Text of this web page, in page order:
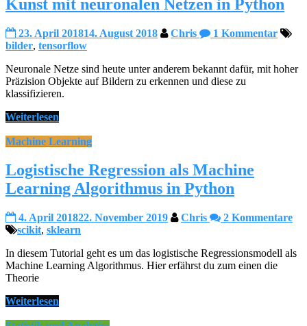
Kunst mit neuronalen Netzen in Python
23. April 201814. August 2018 Chris
1 Kommentar
bilder, tensorflow
Neuronale Netze sind heute unter anderem bekannt dafür, mit hoher
Präzision Objekte auf Bildern zu erkennen und diese zu
klassifizieren.
Weiterlesen
Machine Learning
Logistische Regression als Machine
Learning Algorithmus in Python
4. April 201822. November 2019 Chris
2 Kommentare
scikit, sklearn
In diesem Tutorial geht es um das logistische Regressionsmodell als
Machine Learning Algorithmus. Hier erfährst du zum einen die
Theorie
Weiterlesen